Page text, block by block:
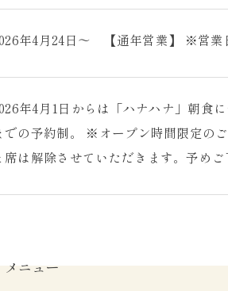
年4月24日～ 【通年営業】 ※営業
年4月1日からは「ハナハナ」朝食
での予約制。 ※オープン時間限定の
席は解除させていただきます。予めご
メニュー